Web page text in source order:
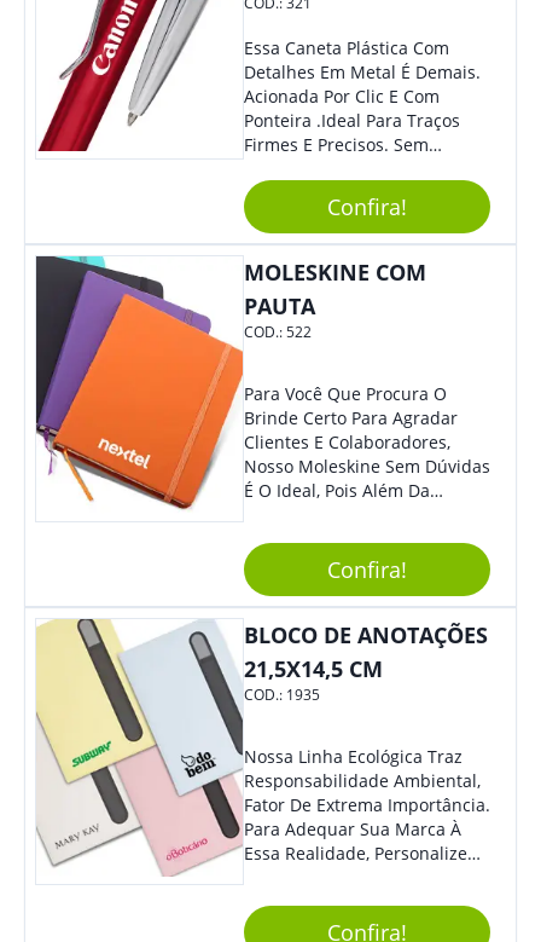
Essa Caneta Plástica Com
Detalhes Em Metal É Demais.
Acionada Por Clic E Com
Ponteira .Ideal Para Traços
Firmes E Precisos. Sem
Brinde Para Representar Sua
Marca.
Confira!
MOLESKINE COM
PAUTA
COD.:522
Para Você Que Procura O
Brinde Certo Para Agradar
Clientes E Colaboradores,
Nosso Moleskine Sem Dúvidas
É O Ideal, Pois Além Da
Utilizado Em Diversos
Momentos Do Dia.
Personalize-O Com Sua Marca
E Tenha Ainda Mais Destaque
Em Feiras De Exposições E
Eventos Corporativos.
Confira!
BLOCO DE ANOTAÇÕES
21,5X14,5 CM
COD.: 1935
Nossa Linha Ecológica Traz
Responsabilidade Ambiental,
Fator De Extrema Importância.
Para Adequar Sua Marca À
Essa Realidade, Personalize
Anotações Com Post-It E
Caneta. Elaborado A Partir De
Confira!